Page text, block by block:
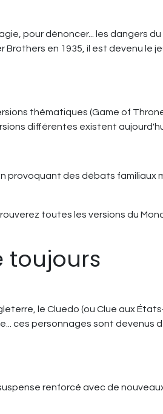
pour dénoncer... les dangers
en 1935, il est devenu le
thématiques (Game of
différentes existent
des débats familiaux
toutes les versions du
toujours
le Cluedo (ou Clue aux
ces personnages sont devenus
renforcé avec de